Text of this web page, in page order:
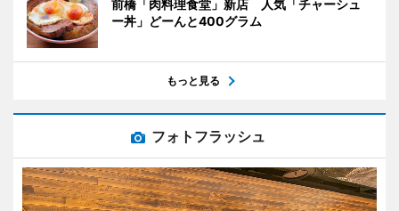
前橋「肉料理食堂」新店 人気「チャーシュ
ー丼」どーんと400グラム
もっと見る
フォトフラッシュ